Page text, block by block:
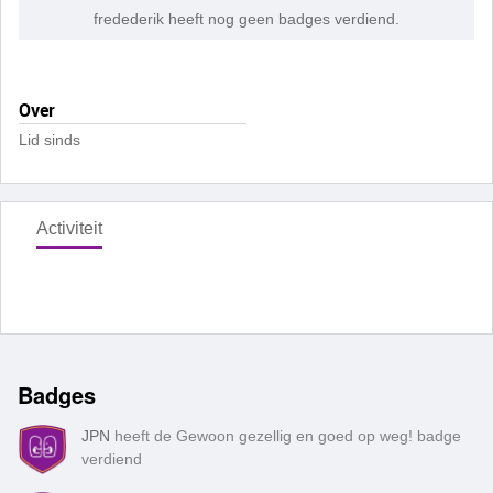
fredederik heeft nog geen badges verdiend.
Over
Lid sinds
Activiteit
Badges
JPN heeft de Gewoon gezellig en goed op weg! badge
verdiend